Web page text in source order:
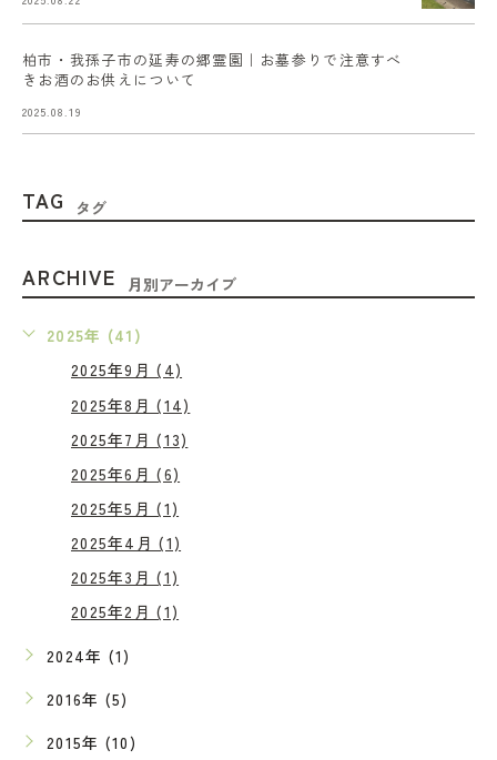
柏市・我孫子市の延寿の郷霊園｜お墓参りで注意すべ
きお酒のお供えについて
2025.08.19
TAG タグ
ARCHIVE 月別アーカイブ
2025年 (41)
2025年9月 (4)
2025年8月 (14)
2025年7月 (13)
2025年6月 (6)
2025年5月 (1)
2025年4月 (1)
2025年3月 (1)
2025年2月 (1)
2024年 (1)
2016年 (5)
2015年 (10)